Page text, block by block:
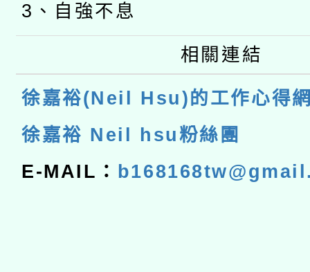
3、自強不息
相關連結
徐嘉裕(Neil Hsu)的工作心得
徐嘉裕 Neil hsu粉絲團
E-MAIL：